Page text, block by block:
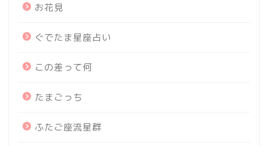
お花見
ぐでたま星座占い
この差って何
たまごっち
ふたご座流星群